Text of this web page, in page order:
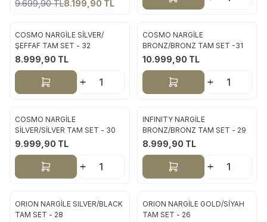
9.699,90TL8.199,90 TL
Yeni
COSMO NARGİLE SİLVER/
ŞEFFAF TAM SET - 32
8.999,90 TL
Sepete Ekle
Yeni
COSMO NARGİLE
BRONZ/BRONZ TAM SET -31
10.999,90 TL
Sepete Ekle
Yeni
COSMO NARGİLE
SİLVER/SİLVER TAM SET - 30
9.999,90 TL
Sepete Ekle
Yeni
INFINITY NARGİLE
BRONZ/BRONZ TAM SET - 29
8.999,90 TL
Sepete Ekle
Yeni
ORION NARGİLE SILVER/BLACK
TAM SET - 28
Yeni
ORION NARGİLE GOLD/SİYAH
TAM SET - 26